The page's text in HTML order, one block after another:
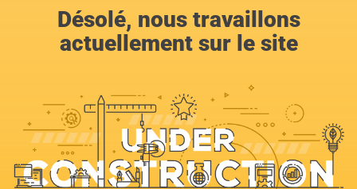
Désolé, nous travaillons
actuellement sur le site